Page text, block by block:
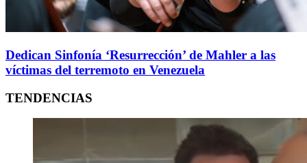
Dedican Sinfonía ‘Resurrección’ de Mahler a las
víctimas del terremoto en Venezuela
TENDENCIAS